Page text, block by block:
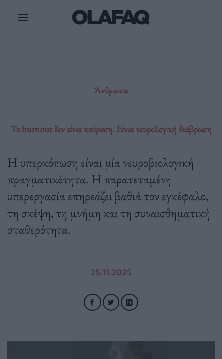
Άνθρωποι
Το burnout δεν είναι κούραση. Είναι νευρολογική διάβρωση
Η υπερκόπωση είναι μία νευροβιολογική
πραγματικότητα. Η παρατεταμένη
υπερεργασία επηρεάζει βαθιά τον εγκέφαλο,
τη σκέψη, τη μνήμη και τη συναισθηματική
σταθερότητα.
25.11.2025